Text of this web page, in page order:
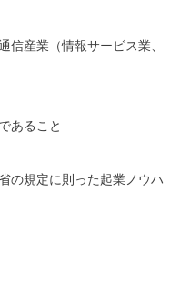
産業（情報サービス業、
あること
の規定に則った起業ノウハ